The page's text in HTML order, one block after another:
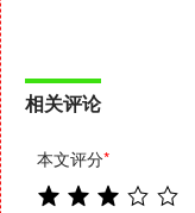
相关评论
本文评分*